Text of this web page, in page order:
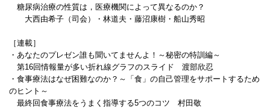
糖尿病治療の性質は，医療機関によって異なるのか？
大西由希子（司会）・林道夫・藤沼康樹・船山秀昭
［連載］
・あなたのプレゼン誰も聞いてませんよ！～秘密の特訓編～
第16回情報量が多い折れ線グラフのスライド 渡部欣忍
・食事療法はなぜ困難なのか？～「食」の自己管理をサポートするため
のヒント～
最終回食事療法をうまく指導する5つのコツ 村田敬